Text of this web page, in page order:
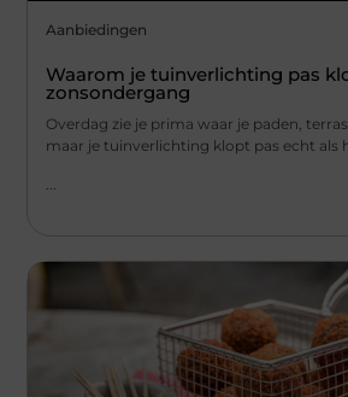
Aanbiedingen
Waarom je tuinverlichting pas
zonsondergang
Overdag zie je prima waar je paden,
maar je tuinverlichting klopt pas echt als
...